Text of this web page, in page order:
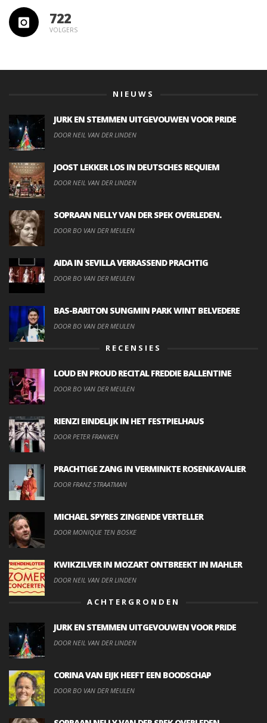
722
VOLGERS
NIEUWS
JURK EN STEMMEN UITGEVOUWEN VOOR PRIDE
DOOR NEIL VAN DER LINDEN
JOOST LEKKER LOS IN DEUTSCHES REQUIEM
DOOR NEIL VAN DER LINDEN
SOPRAAN NELLY VAN DER SPEK OVERLEDEN.
DOOR BO VAN DER MEULEN
AIDA IN SEVILLA VERRASSEND PRACHTIG
DOOR BO VAN DER MEULEN
BAS-BARITON SUNGMIN PARK WINT BELVEDERE
DOOR BO VAN DER MEULEN
RECENSIES
LOUD EN PROUD RECITAL FREDDIE BALLENTINE
DOOR BO VAN DER MEULEN
RIENZI EINDELIJK IN HET FESTPIELHAUS
DOOR PETER FRANKEN
PRACHTIGE ZANG IN VERMINKTE ROSENKAVALIER
DOOR FRANZ STRAATMAN
MICHAEL SPYRES ZINGENDE VERTELLER
DOOR MONIQUE TEN BOSKE
KWIKZILVER IN MOZART ONTBREEKT IN MAHLER
DOOR NEIL VAN DER LINDEN
ACHTERGRONDEN
JURK EN STEMMEN UITGEVOUWEN VOOR PRIDE
DOOR NEIL VAN DER LINDEN
CORINA VAN EIJK HEEFT EEN BOODSCHAP
DOOR BO VAN DER MEULEN